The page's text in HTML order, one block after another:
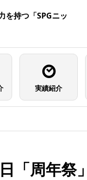
を持つ「SPGニッ
実績紹介
「周年祭